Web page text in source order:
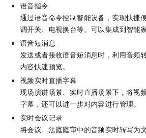
语音指令
通过语音命令控制智能设备，实现快捷
调开关、电视换台等。可以集成到智能
语音短消息
发送或者接收语音短消息时，利用音频
内容快速预览。
视频实时直播字幕
现场演讲场景、实时直播场景下，将视
字幕，还可以进一步对内容进行管理。
实时会议记录
将会议、法庭庭审中的音频实时转写为